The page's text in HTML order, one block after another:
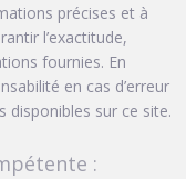
précises et à
l’exactitude,
fournies. En
en cas d’erreur
disponibles sur ce site.
: